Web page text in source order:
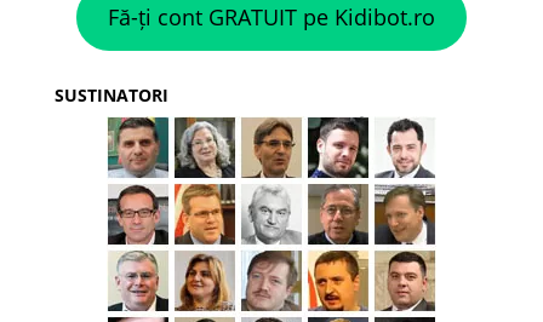
Fă-ți cont GRATUIT pe Kidibot.ro
SUSTINATORI